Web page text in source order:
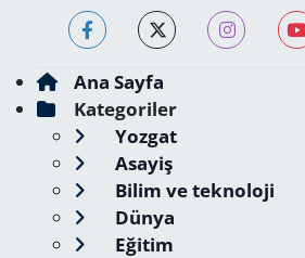
Ana Sayfa
Kategoriler
Yozgat
Asayiş
Bilim ve teknoloji
Dünya
Eğitim